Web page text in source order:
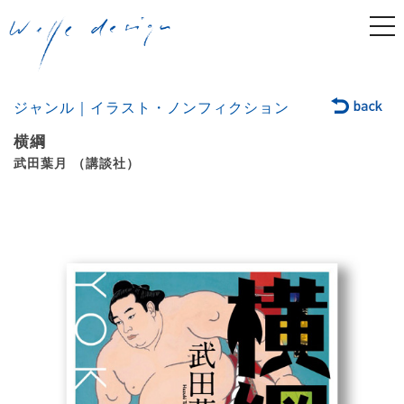
ジャンル｜イラスト・ノンフィクション
横綱
武田葉月 （講談社）